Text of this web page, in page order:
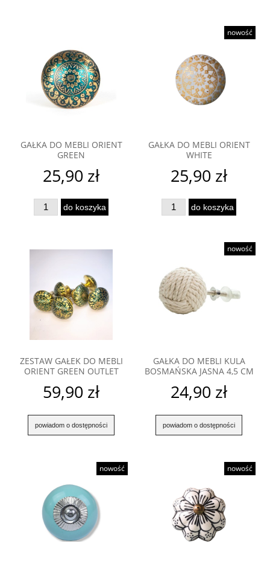
GAŁKA DO MEBLI ORIENT
GREEN
25,90 zł
do koszyka
GAŁKA DO MEBLI ORIENT
WHITE
25,90 zł
do koszyka
nowość
ZESTAW GAŁEK DO MEBLI
ORIENT GREEN OUTLET
59,90 zł
powiadom o dostępności
GAŁKA DO MEBLI KULA
BOSMAŃSKA JASNA 4,5 CM
24,90 zł
powiadom o dostępności
nowość
nowość nowość